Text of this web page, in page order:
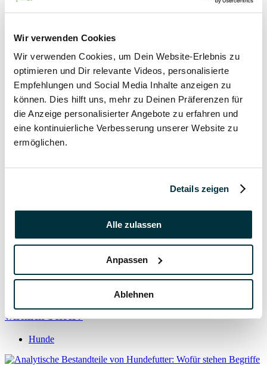
Wir verwenden Cookies
Wir verwenden Cookies, um Dein Website-Erlebnis zu
optimieren und Dir relevante Videos, personalisierte
Empfehlungen und Social Media Inhalte anzeigen zu
können. Dies hilft uns, mehr zu Deinen Präferenzen für
die Anzeige personalisierter Angebote zu erfahren und
eine kontinuierliche Verbesserung unserer Website zu
ermöglichen.
Details zeigen
Alle zulassen
Anpassen
Ablehnen
22 August 2022
Hundefutter und Wasser im Urlaub: Worauf sollte
Hunde
15 August 2022
Vitamin B für den Hund: Für was ist es wichtig?
Hunde
wichtig?
Hunde
5 August 2022
wirklich besser?
Hunde